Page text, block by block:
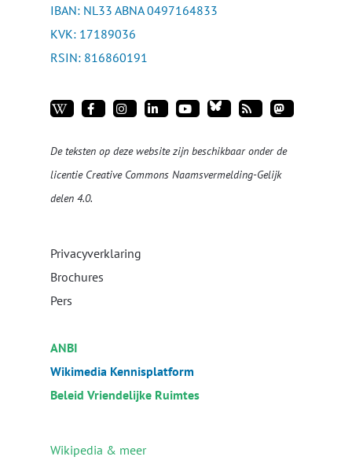
IBAN: NL33 ABNA 0497164833
KVK: 17189036
RSIN: 816860191
De teksten op deze website zijn beschikbaar onder de
licentie Creative Commons Naamsvermelding-Gelijk
delen 4.0.
Privacyverklaring
Brochures
Pers
ANBI
Wikimedia Kennisplatform
Beleid Vriendelijke Ruimtes
Wikipedia & meer